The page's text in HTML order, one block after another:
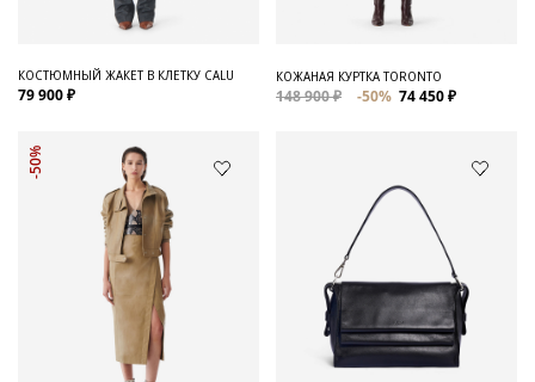
КОСТЮМНЫЙ ЖАКЕТ В КЛЕТКУ CALU
79 900 ₽
КОЖАНАЯ КУРТКА TORONTO
148 900 ₽ -50% 74 450 ₽
-50%